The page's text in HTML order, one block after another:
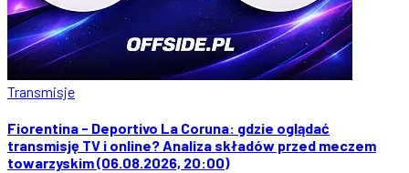
Transmisje
Fiorentina - Deportivo La Coruna: gdzie oglądać
transmisję TV i online? Analiza składów przed meczem
towarzyskim (06.08.2026, 20:00)